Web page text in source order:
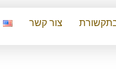
צור קשר